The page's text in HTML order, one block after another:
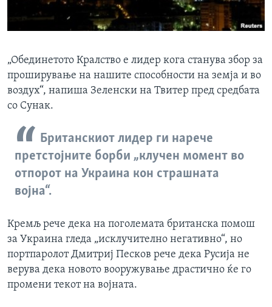
„Обединетото Кралство е лидер кога станува збор за
проширување на нашите способности на земја и во
воздух“, напиша Зеленски на Твитер пред средбата
со Сунак.
Британскиот лидер ги нарече
претстојните борби „клучен момент во
отпорот на Украина кон страшната
војна“.
Кремљ рече дека на поголемата британска помош
за Украина гледа „исклучително негативно“, но
портпаролот Дмитриј Песков рече дека Русија не
верува дека новото вооружување драстично ќе го
промени текот на војната.